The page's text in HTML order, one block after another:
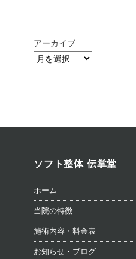
アーカイブ
ソフト整体 伝掌堂
ホーム
当院の特徴
施術内容・料金表
お知らせ・ブログ